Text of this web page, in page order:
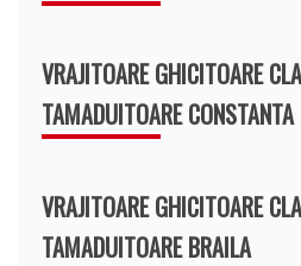
VRAJITOARE GHICITOARE
TAMADUITOARE CONSTANTA
VRAJITOARE GHICITOARE
TAMADUITOARE BRAILA